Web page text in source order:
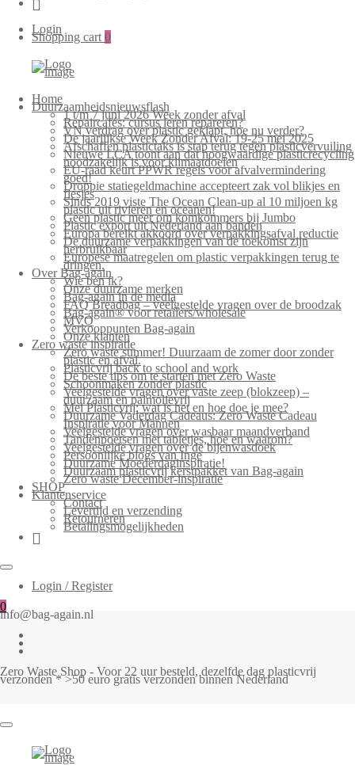
Login
Shopping cart 0
Home
Duurzaamheidsnieuwsflash
1 t/m 7 juni 2026 Week zonder afval
Repaircafés: cursus leren repareren?
VN verdrag over plastic geklapt, hoe nu verder?
De jaarlijkse Week Zonder Afval: 19-25 mei 2025
Afschaffen plastictaks is stap terug tegen plasticvervuiling
Nieuwe LCA toont aan dat hoogwaardige plasticrecycling
noodzakelijk is voor klimaatdoelen
EU-raad keurt PPWR regels voor afvalvermindering
goed!
Droppie statiegeldmachine accepteert zak vol blikjes en
flesjes
Sinds 2019 viste The Ocean Clean-up al 10 miljoen kg
plastic uit rivieren en oceanen!
Geen plastic meer om komkommers bij Jumbo
Plastic export uit Nederland aan banden
Europa bereikt akkoord over verpakkingsafval reductie
De duurzame verpakkingen van de toekomst zijn
herbruikbaar
Europese maatregelen om plastic verpakkingen terug te
dringen.
Over Bag-again
Wie ben ik?
Onze duurzame merken
Bag-again in de media
FAQ Breadbag – veelgestelde vragen over de broodzak
Bag-again® voor retailers/wholesale
MVO
Verkooppunten Bag-again
Onze klanten
Zero waste inspiratie
Zero waste summer! Duurzaam de zomer door zonder
plastic en afval.
Plasticvrij back to school and work
De beste tips om te starten met Zero Waste
Schoonmaken zonder plastic
Veelgestelde vragen over vaste zeep (blokzeep) –
duurzaam en palmolievrij
Mei Plasticvrij: wat is het en hoe doe je mee?
Duurzame Vaderdag Cadeaus: Zero Waste Cadeau
Inspiratie voor Mannen
Veelgestelde vragen over wasbaar maandverband
Tandenpoetsen met tabletjes, hoe en waarom?
Veelgestelde vragen over de bijenwasdoek
Persoonlijke blogs van Inge
Duurzame Moederdaginspiratie!
Duurzaam plasticvrij kerstpakket van Bag-again
Zero waste December-inspiratie
SHOP
Klantenservice
Contact
Levertijd en verzending
Retourneren
Betalingsmogelijkheden
Login / Register
0
info@bag-again.nl
Zero Waste Shop - Voor 22 uur besteld, dezelfde dag plasticvrij
verzonden * >50 euro gratis verzonden binnen Nederland